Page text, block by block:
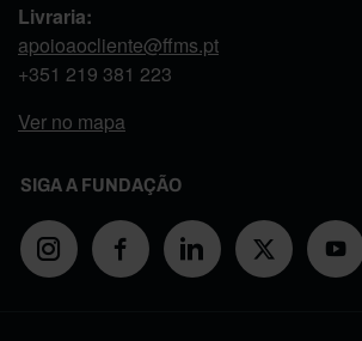
Livraria:
apoioaocliente@ffms.pt
+351 219 381 223
Ver no mapa
SIGA A FUNDAÇÃO